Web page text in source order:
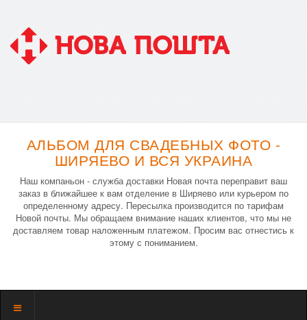
АЛЬБОМ ДЛЯ СВАДЕБНЫХ ФОТО -
ШИРЯЕВО И ВСЯ УКРАИНА
Наш компаньон - служба доставки Новая почта переправит ваш
заказ в ближайшее к вам отделение в Ширяево или курьером по
определенному адресу. Пересылка производится по тарифам
Новой почты. Мы обращаем внимание наших клиентов, что мы не
доставляем товар наложенным платежом. Просим вас отнестись к
этому с пониманием.
Показать